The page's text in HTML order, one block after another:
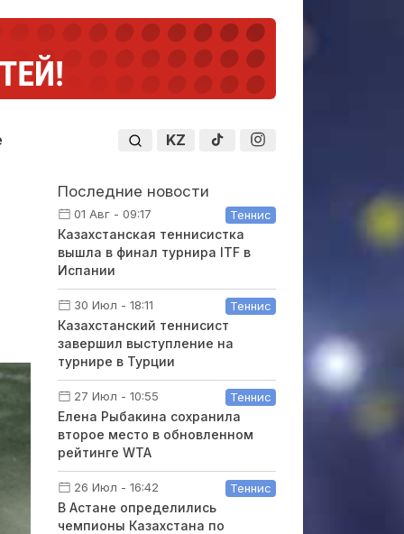
KZ
Последние новости
01 Авг - 09:17 Теннис
Казахстанская теннисистка
вышла в финал турнира ITF в
Испании
30 Июл - 18:11 Теннис
Казахстанский теннисист
завершил выступление на
турнире в Турции
27 Июл - 10:55 Теннис
Елена Рыбакина сохранила
второе место в обновленном
рейтинге WTA
26 Июл - 16:42 Теннис
В Астане определились
чемпионы Казахстана по